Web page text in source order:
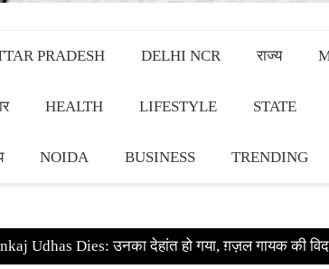
PRADESH DELHI NCR राज्य
HEALTH LIFESTYLE STATE
NOIDA BUSINESS TRENDING
Udhas Dies: उनका देहांत हो गया, ग़ज़ल गायक की